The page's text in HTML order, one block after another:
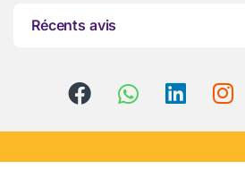
Récents avis